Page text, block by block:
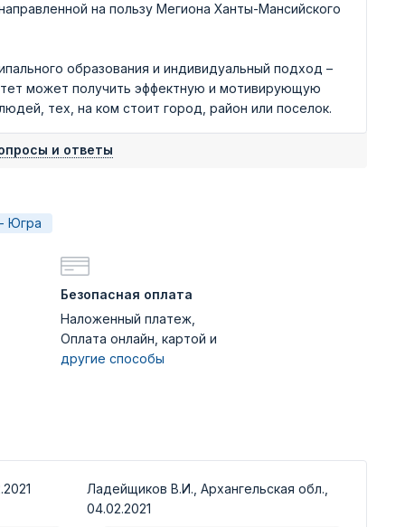
на пользу Мегиона Ханты-Мансийского
образования и индивидуальный подход –
может получить эффектную и мотивирующую
тех, на ком стоит город, район или поселок.
и ответы
Югра
Безопасная оплата
Наложенный платеж,
Оплата онлайн, картой и
другие способы
Ладейщиков В.И., Архангельская обл.,
04.02.2021